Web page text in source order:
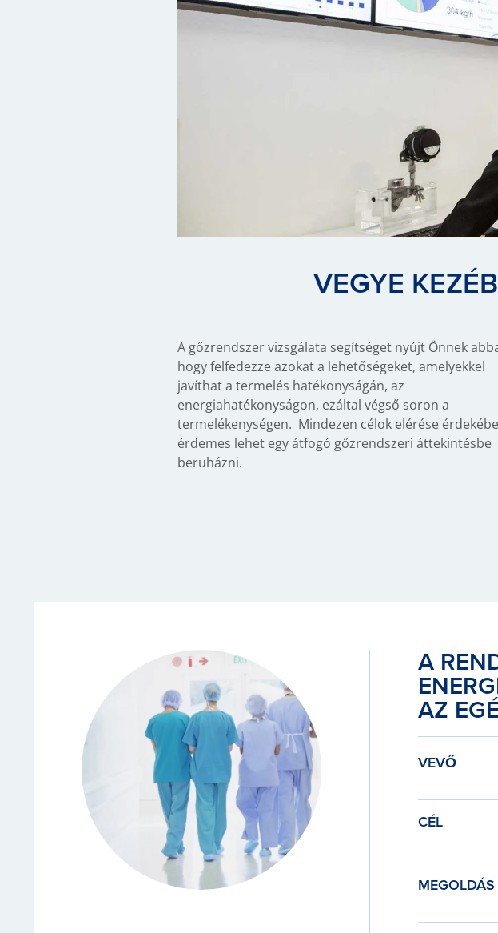
VEGYE
A gőzrendszer vizsgálata segítséget nyújt Önnek
hogy felfedezze azokat a lehetőségeket, amelyekkel
javíthat a termelés hatékonyságán, az
energiahatékonyságon, ezáltal végső soron a
termelékenységen. Mindezen célok elérése
érdemes lehet egy átfogó gőzrendszeri áttekintésbe
beruházni.
A
AZ
VEVŐ
CÉL
MEGOLDÁS